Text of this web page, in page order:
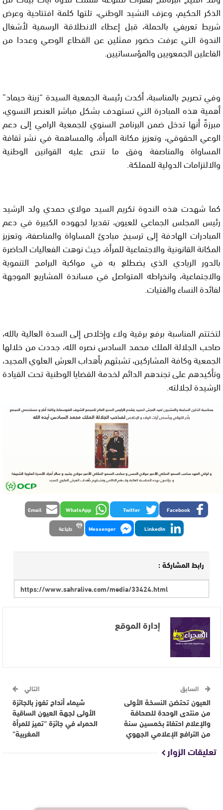
الذكر الحكيم، وعزف النشيد الوطني، تلتها كلمة افتتاحية وعرض
شريط تعريفي بالحملة، قبل إعطاء الانطلاقة الرسمية لأشغال
الندوة التي عرفت حضور ممثلين عن القطاع الوصي وعددا من
الفاعلين الجمعويين والمؤسساتيين.
وفي تصريح بالمناسبة، أكدت رئيسة الجمعية السيدة “زينة حيماد”
أهمية هذه المبادرة التي تستهدف بشكل مباشر العنصر النسوي،
مبرزةً أنها تدخل ضمن البرنامج السنوي للجمعية الرامي إلى دعم
الوعي الحقوقي، وتعزيز مكانة المرأة، والمساهمة في نشر ثقافة
المساواة والمناصفة وفق ما تنص عليه القوانين الوطنية
والالتزامات الدولية للمملكة.
كما شهدت هذه الندوة تكريم السيد مولاي حمدي ولد الرشيد
رئيس المجلس الجماعي للعيون، تقديرا لجهوده الكبيرة في دعم
المبادرات الهادفة إلى ترسيخ مبادئ المساواة والمناصفة، وتعزيز
المكانة القانونية والاجتماعية للمرأة، حيث نوهت الفعاليات الحاضرة
بالدور الريادي الذي يضطلع به في مواكبة البرامج التنموية
والاجتماعية، وانخراطه المتواصل في مساندة المشاريع الموجهة
لفائدة النساء والفتيات.
لتختتم المناسبة برفع برقية ولاء وإخلاص إلى السدة العالية بالله،
صاحب الجلالة الملك محمد السادس نصره الله، جددت من خلالها
الجمعية وكافة المشاركين، تشبثهم بأهداب العرش العلوي المجيد،
وتأكيدهم على تجندهم الدائم لخدمة القضايا الوطنية تحت القيادة
الرشيدة لجلالته.
Facebook
Twitter
WhatsApp
Email
LinkedIn
Messenger طباعة
رابط المشاركة :
إدارة الموقع
السابق
العيون تحتضن النسخة الأولى
من منتدى الوحدة للصحافة
والإعلام احتفاءً بخمسين سنة
من الترافع الإعلامي الجهوي
التالي
شيماء أنداح تفوز بالجائزة
الأولى لجهة العيون الساقية
الحمراء في جائزة “تميز للمرأة
المغربية”
تعليقات الزوار